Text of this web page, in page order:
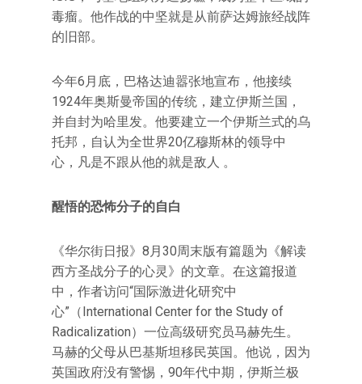
毒瘤。他作战的中坚就是从前萨达姆旅经战阵
的旧部。
今年6月底，巴格达迪嚣张地宣布，他接续
1924年奥斯曼帝国的传统，建立伊斯兰国，
并自封为哈里发。他要建立一个伊斯兰式的乌
托邦，自认为全世界20亿穆斯林的领导中
心，凡是不跟从他的就是敌人 。
醒悟的恐怖分子的自白
《华尔街日报》8月30周末版有篇题为《解读
西方圣战分子的心灵》的文章。在这篇报道
中，作者访问“国际激进化研究中
心”（International Center for the Study of
Radicalization）一位高级研究员马赫先生。
马赫的父母从巴基斯坦移民英国。他说，因为
英国政府没有警惕，90年代中期，伊斯兰极